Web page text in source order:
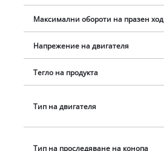
Максимални обороти на празен ход
Напрежение на двигателя
Тегло на продукта
Тип на двигателя
Тип на проследяване на конопа